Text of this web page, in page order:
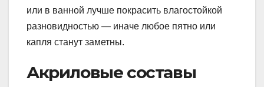
или в ванной лучше покрасить влагостойкой
разновидностью — иначе любое пятно или
капля станут заметны.
Акриловые составы